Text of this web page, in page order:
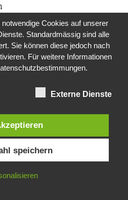
75, Richterswil
einen Jugendtreff.
schauen oder einfach nur
was du machen willst.
deine Freunde mit!
Kindergarten Rosengarten
Cookies auf unserer
Standardmässig sind alle
Sie können diese jedoch nach
Für weitere Informationen
Externe Dienste
speichern